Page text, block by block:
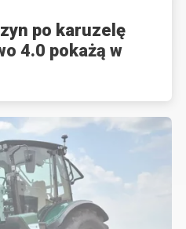
po karuzelę
4.0 pokażą w